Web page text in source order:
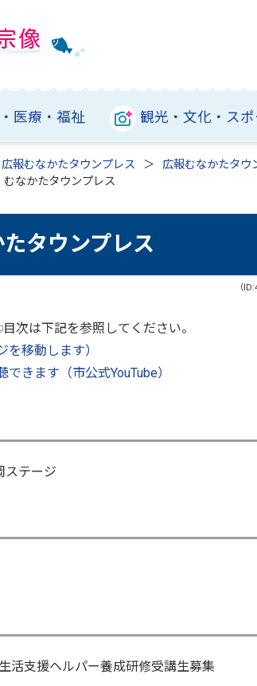
医療・福祉 観光・文化・スポ
広報むなかたタウンプレス
広報むなかたタウ
なかたタウンプレス
タウンプレス
（
目次は下記を参照してください。
移動します）
きます（市公式YouTube）
ステージ
活支援ヘルパー養成研修受講生募集